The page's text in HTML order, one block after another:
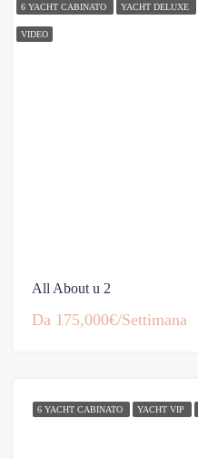
6 YACHT CABINATO YACHT DELUXE
VIDEO
All About u 2
Da 175,000€/Settimana
6 YACHT CABINATO YACHT VIP